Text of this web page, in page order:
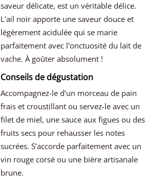
saveur délicate, est un véritable délice.
L'ail noir apporte une saveur douce et
légèrement acidulée qui se marie
parfaitement avec l'onctuosité du lait de
vache. À goûter absolument !
Conseils de dégustation
Accompagnez-le d’un morceau de pain
frais et croustillant ou servez-le avec un
filet de miel, une sauce aux figues ou des
fruits secs pour rehausser les notes
sucrées. S’accorde parfaitement avec un
vin rouge corsé ou une bière artisanale
brune.